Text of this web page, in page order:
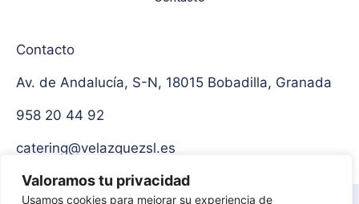
Valoramos tu privacidad
Usamos cookies para mejorar su experiencia de
Contacto
Av. de Andalucía, S-N, 18015 Bobadilla, Granada
958 20 44 92
catering@velazquezsl.es